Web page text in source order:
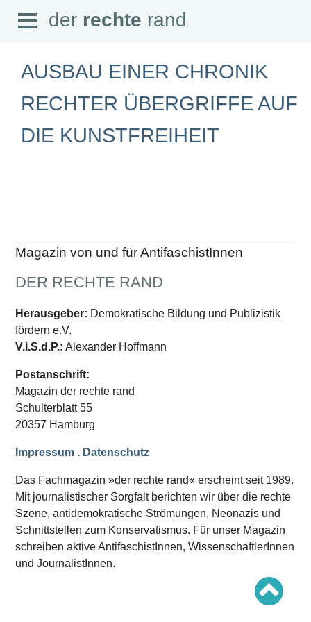
der rechte rand
SEITEN
Datenschutz
SCHWERPUNKTE
Schwerpunkt AFD-Verbot
Schwerpunkt zur USA und Faschist Trump
Schwerpunkt NSU
Schwerpunkt NPD
AUSGABEN
Ausgaben Übersicht
Ausgabe 220
Ausgabe 218
Ausgabe 217
Ausgabe 216
Open
Menu
der rechte rand
AUSBAU EINER CHRONIK
RECHTER ÜBERGRIFFE AUF
DIE KUNSTFREIHEIT
Magazin von und für AntifaschistInnen
DER RECHTE RAND
Herausgeber: Demokratische Bildung und Publizistik
fördern e.V.
V.i.S.d.P.: Alexander Hoffmann
Postanschrift:
Magazin der rechte rand
Schulterblatt 55
20357 Hamburg
Impressum . Datenschutz
Das Fachmagazin »der rechte rand« erscheint seit 1989.
Mit journalistischer Sorgfalt berichten wir über die rechte
Szene, antidemokratische Strömungen, Neonazis und
Schnittstellen zum Konservatismus. Für unser Magazin
schreiben aktive AntifaschistInnen, WissenschaftlerInnen
und JournalistInnen.